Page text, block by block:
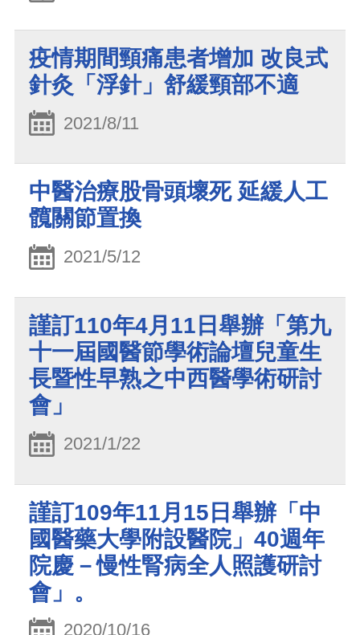
疫情期間頸痛患者增加 改良式
針灸「浮針」舒緩頸部不適
2021/8/11
中醫治療股骨頭壞死 延緩人工
髖關節置換
2021/5/12
謹訂110年4月11日舉辦「第九
十一屆國醫節學術論壇兒童生
長暨性早熟之中西醫學術研討
會」
2021/1/22
謹訂109年11月15日舉辦「中
國醫藥大學附設醫院」40週年
院慶－慢性腎病全人照護研討
會」。
2020/10/16